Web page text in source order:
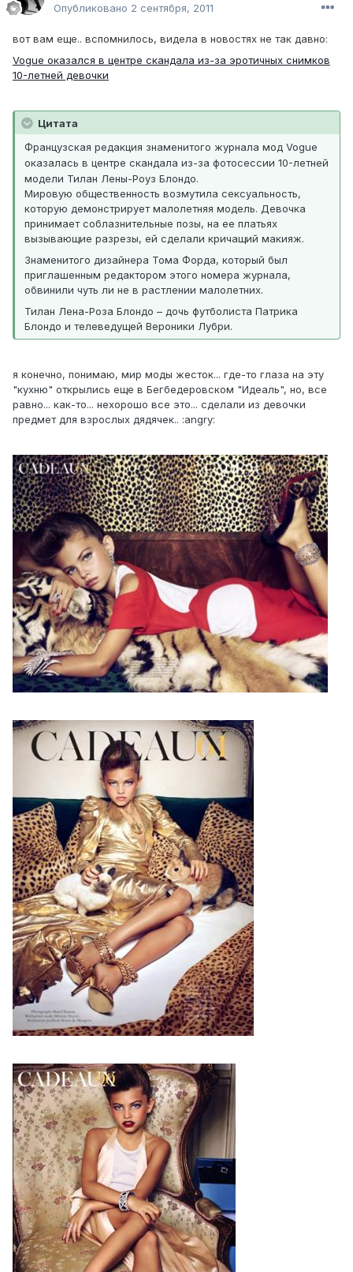
Опубликовано 2 сентября, 2011
вот вам еще.. вспомнилось, видела в новостях не так давно:
Vogue оказался в центре скандала из-за эротичных снимков
10-летней девочки
Цитата
Французская редакция знаменитого журнала мод Vogue
оказалась в центре скандала из-за фотосессии 10-летней
модели Тилан Лены-Роуз Блондо.
Мировую общественность возмутила сексуальность,
которую демонстрирует малолетняя модель. Девочка
принимает соблазнительные позы, на ее платьях
вызывающие разрезы, ей сделали кричащий макияж.
Знаменитого дизайнера Тома Форда, который был
приглашенным редактором этого номера журнала,
обвинили чуть ли не в растлении малолетних.
Тилан Лена-Роза Блондо – дочь футболиста Патрика
Блондо и телеведущей Вероники Лубри.
я конечно, понимаю, мир моды жесток... где-то глаза на эту
"кухню" открылись еще в Бегбедеровском "Идеаль", но, все
равно... как-то... нехорошо все это... сделали из девочки
предмет для взрослых дядячек.. :angry: